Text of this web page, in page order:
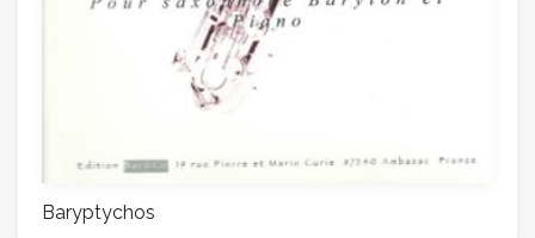
Baryptychos